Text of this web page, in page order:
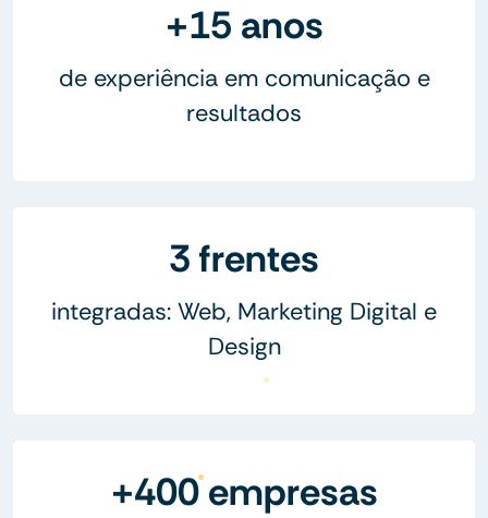
+15 anos
de experiência em comunicação e
resultados
3 frentes
integradas: Web, Marketing Digital e
Design
+400 empresas